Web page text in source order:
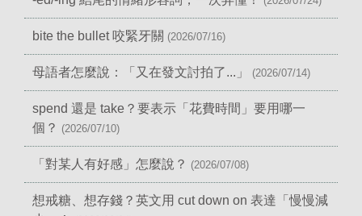
bite the bullet 咬緊牙關 (2026/07/16)
母語者怎麼說：「又在發文討拍了...」 (2026/07/14)
spend 還是 take？要表示「花費時間」要用哪一
個？ (2026/07/10)
「對某人有好感」怎麼說？ (2026/07/08)
想戒糖、想存錢？英文用 cut down on 表達「慢慢減